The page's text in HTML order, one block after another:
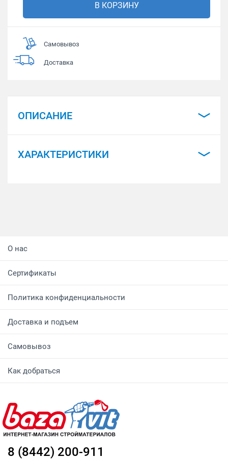
В КОРЗИНУ
Самовывоз
Доставка
ОПИСАНИЕ
ХАРАКТЕРИСТИКИ
О нас
Сертификаты
Политика конфиденциальности
Доставка и подъем
Самовывоз
Как добраться
8 (8442) 200-911